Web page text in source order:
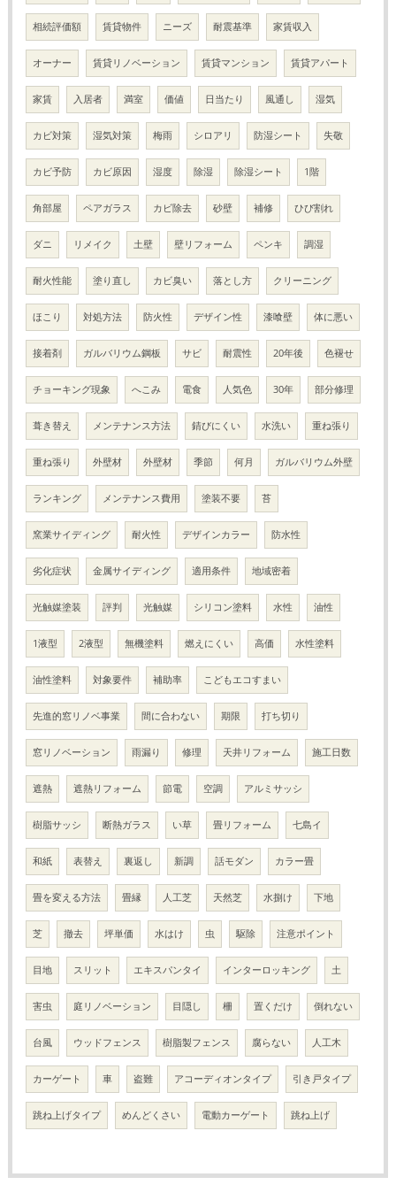
相続評価額 賃貸物件 ニーズ 耐震基準 家賃収入
オーナー 賃貸リノベーション 賃貸マンション 賃貸アパート
家賃 入居者 満室 価値 日当たり 風通し 湿気
カビ対策 湿気対策 梅雨 シロアリ 防湿シート 失敬
カビ予防 カビ原因 湿度 除湿 除湿シート 1階
角部屋 ペアガラス カビ除去 砂壁 補修 ひび割れ
ダニ リメイク 土壁 壁リフォーム ペンキ 調湿
耐火性能 塗り直し カビ臭い 落とし方 クリーニング
ほこり 対処方法 防火性 デザイン性 漆喰壁 体に悪い
接着剤 ガルバリウム鋼板 サビ 耐震性 20年後 色褪せ
チョーキング現象 へこみ 電食 人気色 30年 部分修理
葺き替え メンテナンス方法 錆びにくい 水洗い 重ね張り
重ね張り 外壁材 外壁材 季節 何月 ガルバリウム外壁
ランキング メンテナンス費用 塗装不要 苔
窯業サイディング 耐火性 デザインカラー 防水性
劣化症状 金属サイディング 適用条件 地域密着
光触媒塗装 評判 光触媒 シリコン塗料 水性 油性
1液型 2液型 無機塗料 燃えにくい 高価 水性塗料
油性塗料 対象要件 補助率 こどもエコすまい
先進的窓リノベ事業 間に合わない 期限 打ち切り
窓リノベーション 雨漏り 修理 天井リフォーム 施工日数
遮熱 遮熱リフォーム 節電 空調 アルミサッシ
樹脂サッシ 断熱ガラス い草 畳リフォーム 七島イ
和紙 表替え 裏返し 新調 話モダン カラー畳
畳を変える方法 畳縁 人工芝 天然芝 水捌け 下地
芝 撤去 坪単価 水はけ 虫 駆除 注意ポイント
目地 スリット エキスパンタイ インターロッキング 土
害虫 庭リノベーション 目隠し 柵 置くだけ 倒れない
台風 ウッドフェンス 樹脂製フェンス 腐らない 人工木
カーゲート 車 盗難 アコーディオンタイプ 引き戸タイプ
跳ね上げタイプ めんどくさい 電動カーゲート 跳ね上げ